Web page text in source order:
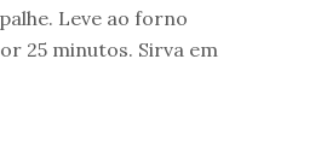
Leve ao forno
25 minutos. Sirva em